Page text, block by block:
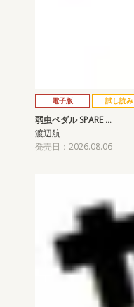
電子版 試し読み
弱虫ペダル SPARE …
渡辺航
発売日：2026.08.06